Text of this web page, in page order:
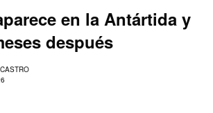
en la Antártida y
después